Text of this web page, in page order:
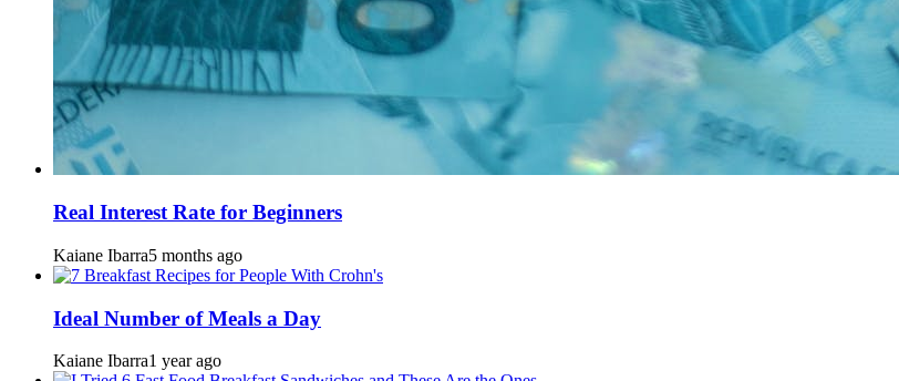
Real Interest Rate for Beginners
Kaiane Ibarra5 months ago
Ideal Number of Meals a Day
Kaiane Ibarra1 year ago